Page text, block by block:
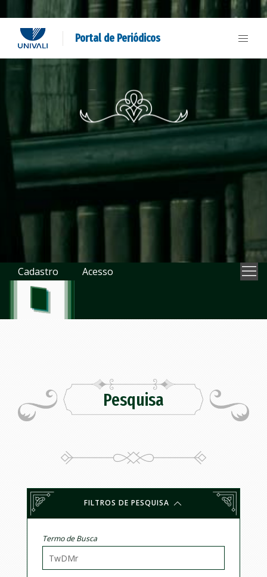
Portal de Periódicos
Cadastro Acesso
Pesquisa
FILTROS DE PESQUISA
Termo de Busca